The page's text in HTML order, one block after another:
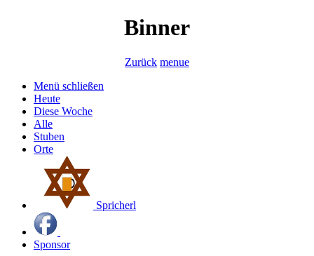
Binner
Zurück menue
Menü schließen
Heute
Diese Woche
Alle
Stuben
Orte
Spricherl
Sponsor